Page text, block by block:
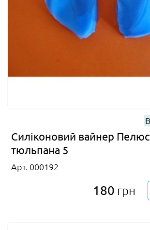
Силіконовий вайнер
тюльпана 5
Арт. 000192
180 грн